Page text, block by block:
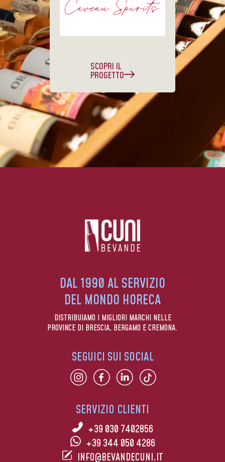
SCOPRI IL
PROGETTO
DAL 1990 AL SERVIZIO
DEL MONDO HORECA
DISTRIBUIAMO I MIGLIORI MARCHI NELLE
PROVINCE DI BRESCIA, BERGAMO E CREMONA.
SERVIZIO CLIENTI
+39 030 7402856
+39 344 050 4286
INFO@BEVANDECUNI.IT
SEGUICI SUI SOCIAL